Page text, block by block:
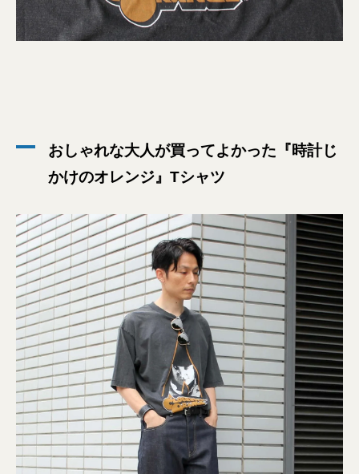
おしゃれな大人が買ってよかった『時計じ
かけのオレンジ』Tシャツ